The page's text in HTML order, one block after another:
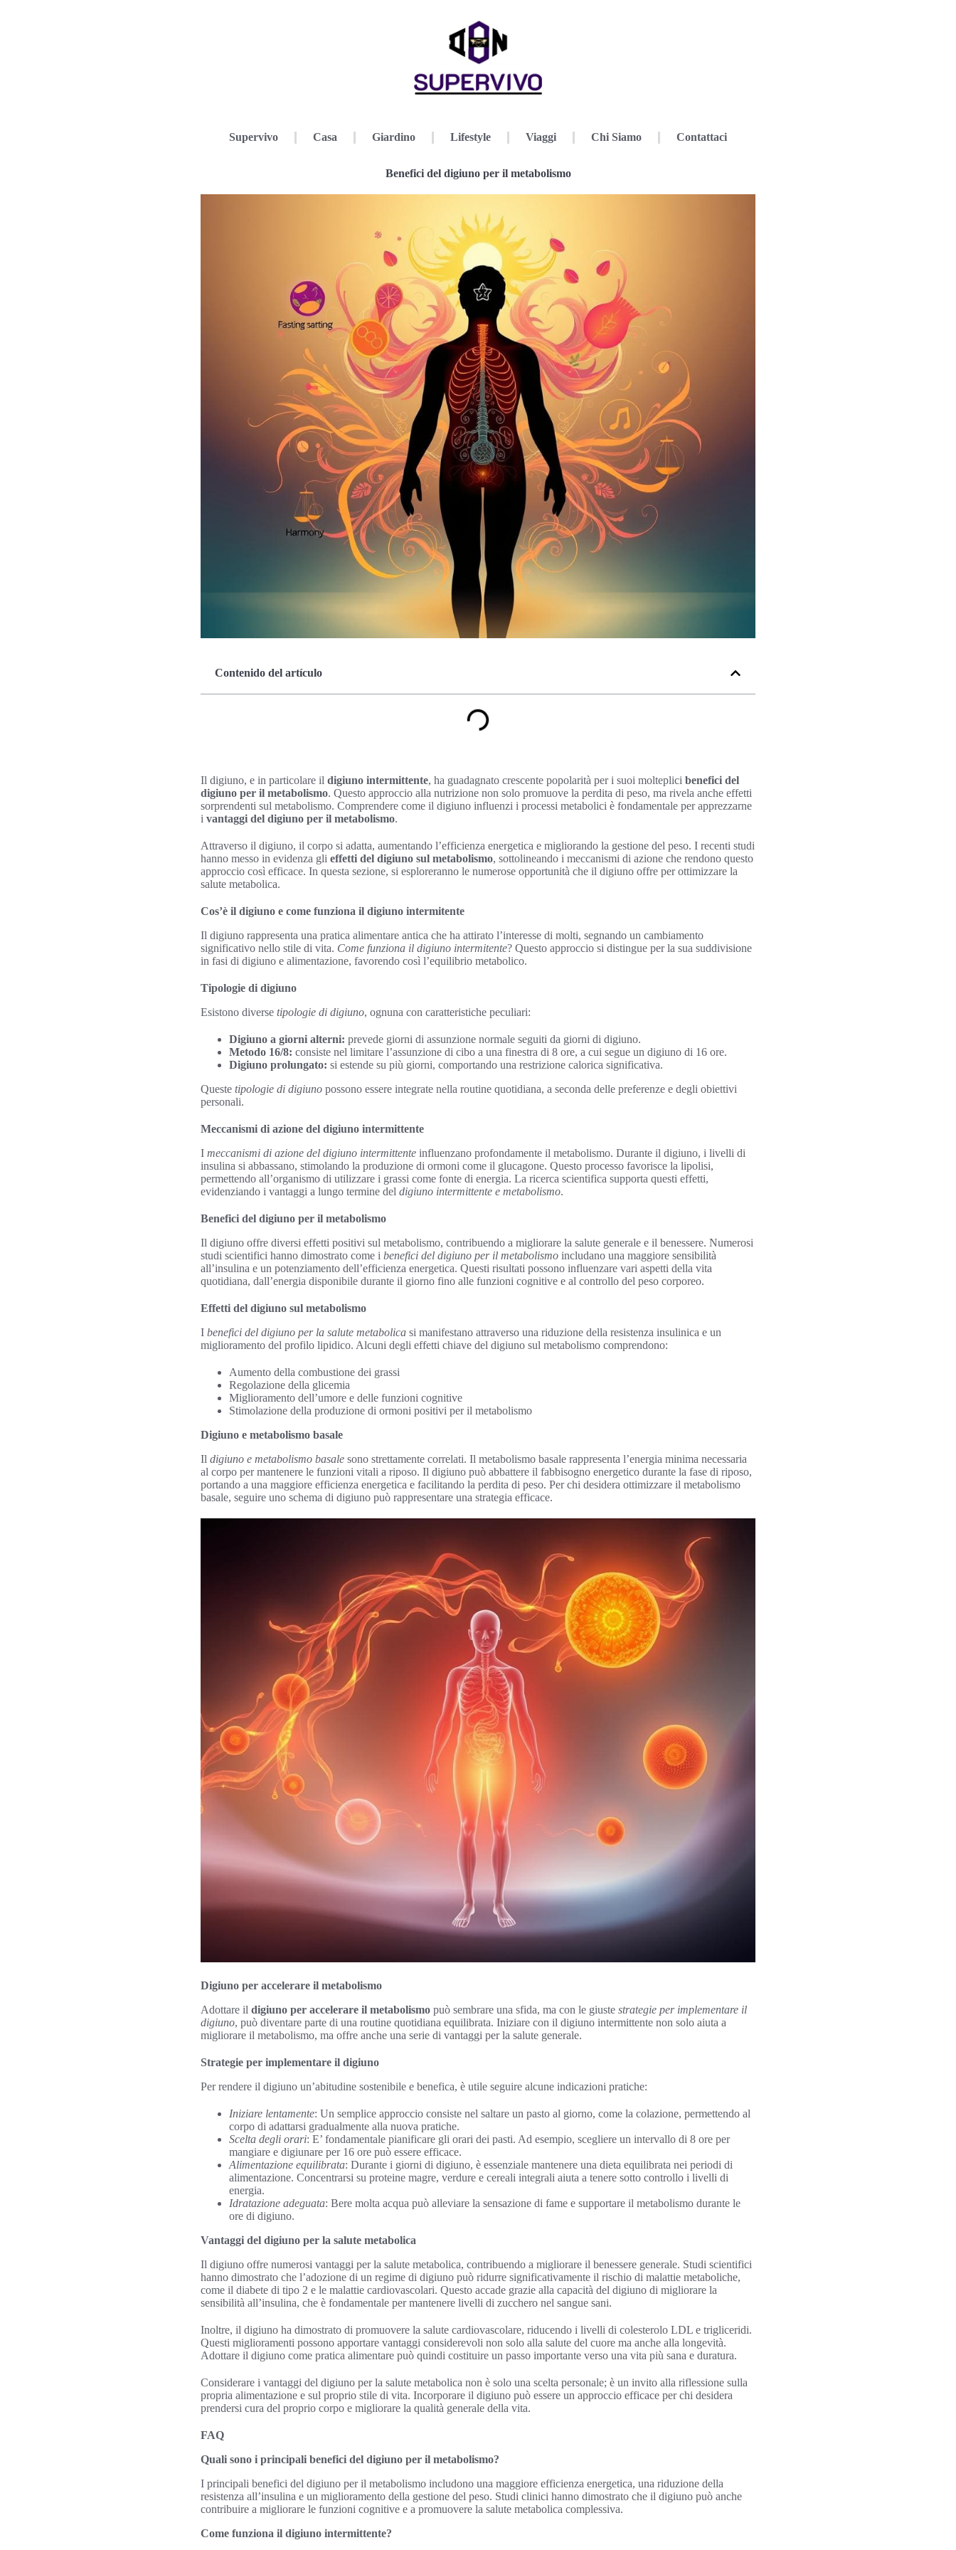
Supervivo Casa Giardino Lifestyle Viaggi Chi Siamo Contattaci
Benefici del digiuno per il metabolismo
Contenido del artículo
Il digiuno, e in particolare il digiuno intermittente, ha guadagnato crescente popolarità per i suoi molteplici benefici del
digiuno per il metabolismo. Questo approccio alla nutrizione non solo promuove la perdita di peso, ma rivela anche effetti
sorprendenti sul metabolismo. Comprendere come il digiuno influenzi i processi metabolici è fondamentale per apprezzarne
i vantaggi del digiuno per il metabolismo.
Attraverso il digiuno, il corpo si adatta, aumentando l’efficienza energetica e migliorando la gestione del peso. I recenti studi
hanno messo in evidenza gli effetti del digiuno sul metabolismo, sottolineando i meccanismi di azione che rendono questo
approccio così efficace. In questa sezione, si esploreranno le numerose opportunità che il digiuno offre per ottimizzare la
salute metabolica.
Cos’è il digiuno e come funziona il digiuno intermitente
Il digiuno rappresenta una pratica alimentare antica che ha attirato l’interesse di molti, segnando un cambiamento
significativo nello stile di vita. Come funziona il digiuno intermitente? Questo approccio si distingue per la sua suddivisione
in fasi di digiuno e alimentazione, favorendo così l’equilibrio metabolico.
Tipologie di digiuno
Esistono diverse tipologie di digiuno, ognuna con caratteristiche peculiari:
Digiuno a giorni alterni: prevede giorni di assunzione normale seguiti da giorni di digiuno.
Metodo 16/8: consiste nel limitare l’assunzione di cibo a una finestra di 8 ore, a cui segue un digiuno di 16 ore.
Digiuno prolungato: si estende su più giorni, comportando una restrizione calorica significativa.
Queste tipologie di digiuno possono essere integrate nella routine quotidiana, a seconda delle preferenze e degli obiettivi
personali.
Meccanismi di azione del digiuno intermittente
I meccanismi di azione del digiuno intermittente influenzano profondamente il metabolismo. Durante il digiuno, i livelli di
insulina si abbassano, stimolando la produzione di ormoni come il glucagone. Questo processo favorisce la lipolisi,
permettendo all’organismo di utilizzare i grassi come fonte di energia. La ricerca scientifica supporta questi effetti,
evidenziando i vantaggi a lungo termine del digiuno intermittente e metabolismo.
Benefici del digiuno per il metabolismo
Il digiuno offre diversi effetti positivi sul metabolismo, contribuendo a migliorare la salute generale e il benessere. Numerosi
studi scientifici hanno dimostrato come i benefici del digiuno per il metabolismo includano una maggiore sensibilità
all’insulina e un potenziamento dell’efficienza energetica. Questi risultati possono influenzare vari aspetti della vita
quotidiana, dall’energia disponibile durante il giorno fino alle funzioni cognitive e al controllo del peso corporeo.
Effetti del digiuno sul metabolismo
I benefici del digiuno per la salute metabolica si manifestano attraverso una riduzione della resistenza insulinica e un
miglioramento del profilo lipidico. Alcuni degli effetti chiave del digiuno sul metabolismo comprendono:
Aumento della combustione dei grassi
Regolazione della glicemia
Miglioramento dell’umore e delle funzioni cognitive
Stimolazione della produzione di ormoni positivi per il metabolismo
Digiuno e metabolismo basale
Il digiuno e metabolismo basale sono strettamente correlati. Il metabolismo basale rappresenta l’energia minima necessaria
al corpo per mantenere le funzioni vitali a riposo. Il digiuno può abbattere il fabbisogno energetico durante la fase di riposo,
portando a una maggiore efficienza energetica e facilitando la perdita di peso. Per chi desidera ottimizzare il metabolismo
basale, seguire uno schema di digiuno può rappresentare una strategia efficace.
Digiuno per accelerare il metabolismo
Adottare il digiuno per accelerare il metabolismo può sembrare una sfida, ma con le giuste strategie per implementare il
digiuno, può diventare parte di una routine quotidiana equilibrata. Iniziare con il digiuno intermittente non solo aiuta a
migliorare il metabolismo, ma offre anche una serie di vantaggi per la salute generale.
Strategie per implementare il digiuno
Per rendere il digiuno un’abitudine sostenibile e benefica, è utile seguire alcune indicazioni pratiche:
Iniziare lentamente: Un semplice approccio consiste nel saltare un pasto al giorno, come la colazione, permettendo al
corpo di adattarsi gradualmente alla nuova pratiche.
Scelta degli orari: E’ fondamentale pianificare gli orari dei pasti. Ad esempio, scegliere un intervallo di 8 ore per
mangiare e digiunare per 16 ore può essere efficace.
Alimentazione equilibrata: Durante i giorni di digiuno, è essenziale mantenere una dieta equilibrata nei periodi di
alimentazione. Concentrarsi su proteine magre, verdure e cereali integrali aiuta a tenere sotto controllo i livelli di
energia.
Idratazione adeguata: Bere molta acqua può alleviare la sensazione di fame e supportare il metabolismo durante le
ore di digiuno.
Vantaggi del digiuno per la salute metabolica
Il digiuno offre numerosi vantaggi per la salute metabolica, contribuendo a migliorare il benessere generale. Studi scientifici
hanno dimostrato che l’adozione di un regime di digiuno può ridurre significativamente il rischio di malattie metaboliche,
come il diabete di tipo 2 e le malattie cardiovascolari. Questo accade grazie alla capacità del digiuno di migliorare la
sensibilità all’insulina, che è fondamentale per mantenere livelli di zucchero nel sangue sani.
Inoltre, il digiuno ha dimostrato di promuovere la salute cardiovascolare, riducendo i livelli di colesterolo LDL e trigliceridi.
Questi miglioramenti possono apportare vantaggi considerevoli non solo alla salute del cuore ma anche alla longevità.
Adottare il digiuno come pratica alimentare può quindi costituire un passo importante verso una vita più sana e duratura.
Considerare i vantaggi del digiuno per la salute metabolica non è solo una scelta personale; è un invito alla riflessione sulla
propria alimentazione e sul proprio stile di vita. Incorporare il digiuno può essere un approccio efficace per chi desidera
prendersi cura del proprio corpo e migliorare la qualità generale della vita.
FAQ
Quali sono i principali benefici del digiuno per il metabolismo?
I principali benefici del digiuno per il metabolismo includono una maggiore efficienza energetica, una riduzione della
resistenza all’insulina e un miglioramento della gestione del peso. Studi clinici hanno dimostrato che il digiuno può anche
contribuire a migliorare le funzioni cognitive e a promuovere la salute metabolica complessiva.
Come funziona il digiuno intermittente?